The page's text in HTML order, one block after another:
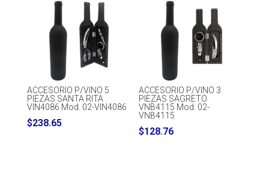
ACCESORIO P/VINO 5
PIEZAS SANTA RITA
VIN4086 Mod. 02-VIN4086
$238.65
ACCESORIO P/VINO 3
PIEZAS SAGRETO
VNB4115 Mod. 02-
VNB4115
$128.76